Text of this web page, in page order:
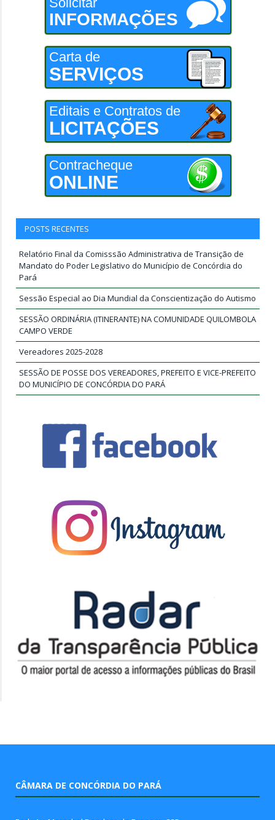
INFORMAÇÕES
Carta de
SERVIÇOS
Editais e Contratos de
LICITAÇÕES
Contracheque
ONLINE
POSTS RECENTES
Relatório Final da Comisssão Administrativa de Transição de
Mandato do Poder Legislativo do Município de Concórdia do
Pará
Sessão Especial ao Dia Mundial da Conscientização do Autismo
SESSÃO ORDINÁRIA (ITINERANTE) NA COMUNIDADE QUILOMBOLA
CAMPO VERDE
Vereadores 2025-2028
SESSÃO DE POSSE DOS VEREADORES, PREFEITO E VICE-PREFEITO
DO MUNICÍPIO DE CONCÓRDIA DO PARÁ
CÂMARA DE CONCÓRDIA DO PARÁ